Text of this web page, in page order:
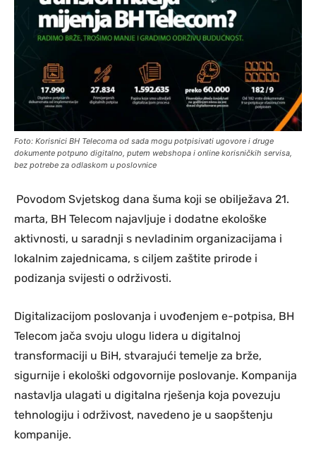
Foto: Korisnici BH Telecoma od sada mogu potpisivati ugovore i druge
dokumente potpuno digitalno, putem webshopa i online korisničkih servisa,
bez potrebe za odlaskom u poslovnice
Povodom Svjetskog dana šuma koji se obilježava 21.
marta, BH Telecom najavljuje i dodatne ekološke
aktivnosti, u saradnji s nevladinim organizacijama i
lokalnim zajednicama, s ciljem zaštite prirode i
podizanja svijesti o održivosti.
Digitalizacijom poslovanja i uvođenjem e-potpisa, BH
Telecom jača svoju ulogu lidera u digitalnoj
transformaciji u BiH, stvarajući temelje za brže,
sigurnije i ekološki odgovornije poslovanje. Kompanija
nastavlja ulagati u digitalna rješenja koja povezuju
tehnologiju i održivost, navedeno je u saopštenju
kompanije.